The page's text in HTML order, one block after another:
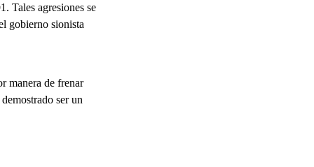
agresiones se
gobierno sionista
manera de frenar
ser un